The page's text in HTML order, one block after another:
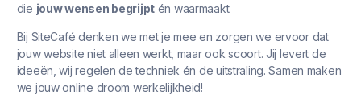
die jouw wensen begrijpt én waarmaakt.
Bij SiteCafé denken we met je mee en zorgen we ervoor dat
jouw website niet alleen werkt, maar ook scoort. Jij levert de
ideeën, wij regelen de techniek én de uitstraling. Samen maken
we jouw online droom werkelijkheid!